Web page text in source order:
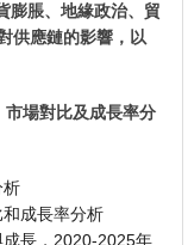
膨脹、地緣政治、貿
供應鏈的影響，以
場對比及成長率分
析
成長率分析
長，2020-2025年